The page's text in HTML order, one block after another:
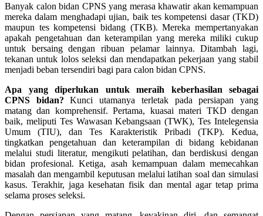
Banyak calon bidan CPNS yang merasa khawatir akan kemampuan
mereka dalam menghadapi ujian, baik tes kompetensi dasar (TKD)
maupun tes kompetensi bidang (TKB). Mereka mempertanyakan
apakah pengetahuan dan keterampilan yang mereka miliki cukup
untuk bersaing dengan ribuan pelamar lainnya. Ditambah lagi,
tekanan untuk lolos seleksi dan mendapatkan pekerjaan yang stabil
menjadi beban tersendiri bagi para calon bidan CPNS.
Apa yang diperlukan untuk meraih keberhasilan sebagai
CPNS bidan? Kunci utamanya terletak pada persiapan yang
matang dan komprehensif. Pertama, kuasai materi TKD dengan
baik, meliputi Tes Wawasan Kebangsaan (TWK), Tes Intelegensia
Umum (TIU), dan Tes Karakteristik Pribadi (TKP). Kedua,
tingkatkan pengetahuan dan keterampilan di bidang kebidanan
melalui studi literatur, mengikuti pelatihan, dan berdiskusi dengan
bidan profesional. Ketiga, asah kemampuan dalam memecahkan
masalah dan mengambil keputusan melalui latihan soal dan simulasi
kasus. Terakhir, jaga kesehatan fisik dan mental agar tetap prima
selama proses seleksi.